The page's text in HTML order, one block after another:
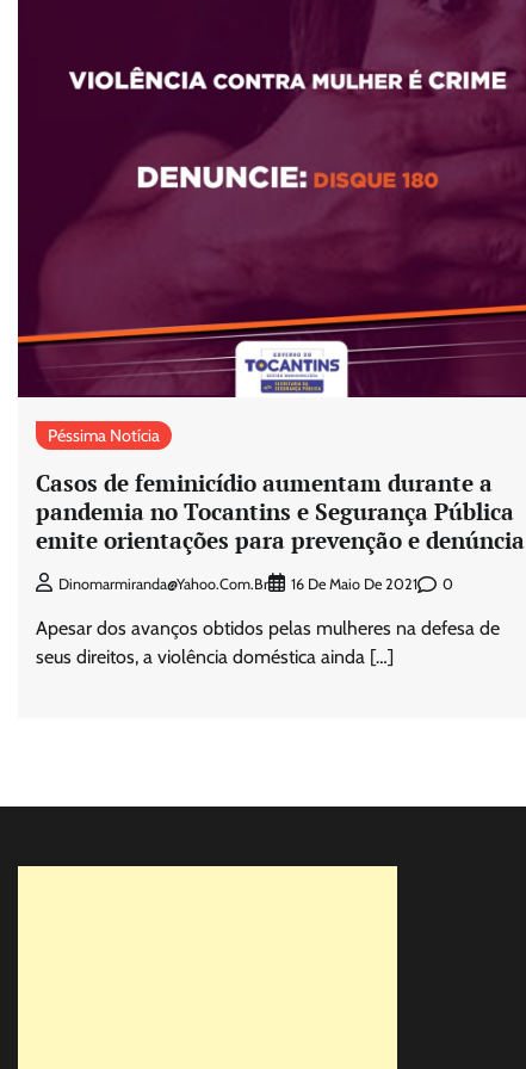
Péssima Notícia
Casos de feminicídio aumentam durante a
pandemia no Tocantins e Segurança Pública
emite orientações para prevenção e denúncia
Dinomarmiranda@yahoo.com.br 16 De Maio De 2021 0
Apesar dos avanços obtidos pelas mulheres na defesa de
seus direitos, a violência doméstica ainda […]